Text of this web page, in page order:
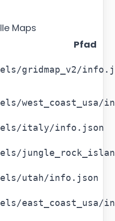
Maps
Pfad
gridmap_v2/
west_coast_usa/
italy/info.json
utah/info.json
east_coast_usa/